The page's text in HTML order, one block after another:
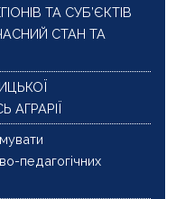
ТА СУБ’ЄКТІВ
СТАН ТА
АГРАРІЇ
педагогічних